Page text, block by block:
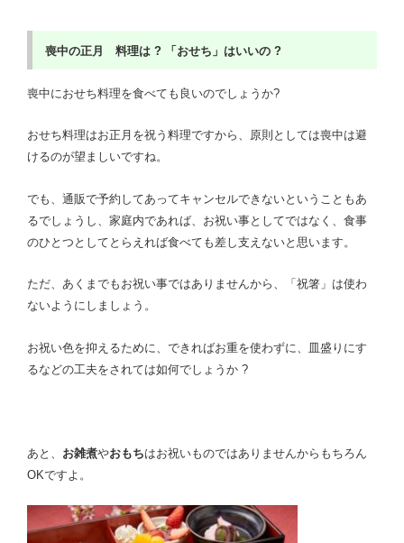
喪中の正月 料理は ? 「 おせち」はいいの ?
喪中におせち料理を食べても良いのでしょうか?
おせち料理はお正月を祝う料理ですから、原則としては喪中は避
けるのが望ましいですね。
でも、通販で予約してあってキャンセルできないということもあ
るでしょうし、家庭内であれば、お祝い事としてではなく、食事
のひとつとしてとらえれば食べても差し支えないと思います。
ただ、あくまでもお祝い事ではありませんから、「祝箸」は使わ
ないようにしましょう。
お祝い色を抑えるために、できればお重を使わずに、皿盛りにす
るなどの工夫をされては如何でしょうか ?
あと、 お雑煮やおもちはお祝いものではありませんからもちろん
OKですよ。